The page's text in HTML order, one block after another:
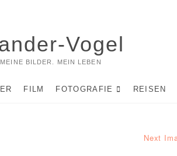
Vogel
MEINE BILDER. MEIN LEBEN
FILM FOTOGRAFIE REISEN
Next